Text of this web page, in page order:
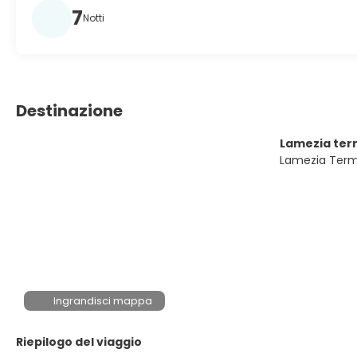
7Notti
Destinazione
Ingrandisci mappa
Riepilogo del viaggio
Lamezia
Lamezia